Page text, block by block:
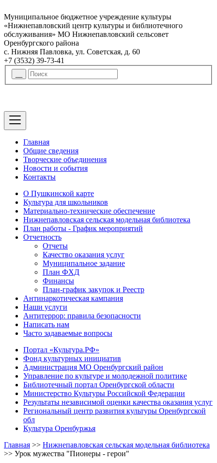
Муниципальное бюджетное учреждение культуры
«Нижнепавловский центр культуры и библиотечного
обслуживания» МО Нижнепавловский сельсовет
Оренбургского района
с. Нижняя Павловка, ул. Советская, д. 60
+7 (3532) 39-73-41
Главная
Общие сведения
Творческие объединения
Новости и события
Контакты
О Пушкинской карте
Культура для школьников
Материально-технические обеспечение
Нижнепавловская сельская модельная библиотека
План работы - График мероприятий
Отчетность
Отчеты
Качество оказания услуг
Муниципальное задание
План ФХД
Финансы
План-график закупок и Реестр
Антинаркотическая кампания
Наши услуги
Антитеррор: правила безопасности
Написать нам
Часто задаваемые вопросы
Портал «Культура.РФ»
Фонд культурных инициатив
Администрация МО Оренбургский район
Управление по культуре и молодежной политике
Библиотечный портал Оренбургской области
Министерство Культуры Российской Федерации
Результаты независимой оценки качества оказания услуг
Региональный центр развития культуры Оренбургской
обл
Культура Оренбуржья
Главная >> Нижнепавловская сельская модельная библиотека
>> Урок мужества "Пионеры - герои"